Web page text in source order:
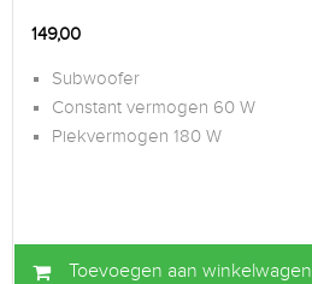
149,00
Subwoofer
Constant vermogen 60 W
Piekvermogen 180 W
Toevoegen aan winkelwagen